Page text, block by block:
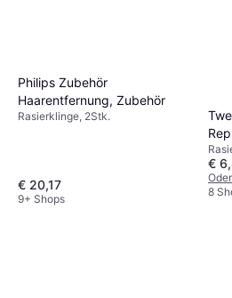
Philips Zubehör
Haarentfernung, Zubehör
Rasierklinge, 2Stk.
€ 20,17
9+ Shops
€
8